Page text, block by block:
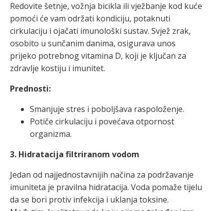
Redovite šetnje, vožnja bicikla ili vježbanje kod kuće
pomoći će vam održati kondiciju, potaknuti
cirkulaciju i ojačati imunološki sustav. Svjež zrak,
osobito u sunčanim danima, osigurava unos
prijeko potrebnog vitamina D, koji je ključan za
zdravlje kostiju i imunitet.
Prednosti:
Smanjuje stres i poboljšava raspoloženje.
Potiče cirkulaciju i povećava otpornost
organizma.
3. Hidratacija filtriranom vodom
Jedan od najjednostavnijih načina za podržavanje
imuniteta je pravilna hidratacija. Voda pomaže tijelu
da se bori protiv infekcija i uklanja toksine.